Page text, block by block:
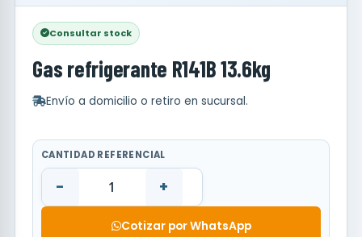
Consultar stock
Gas refrigerante R141B 13.6kg
Envío a domicilio o retiro en sucursal.
CANTIDAD REFERENCIAL
- +
Cotizar por WhatsApp